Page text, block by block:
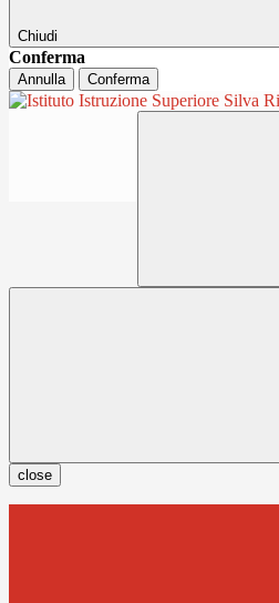
Chiudi
Conferma
Annulla Conferma
close